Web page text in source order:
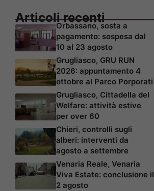
Articoli recenti
Orbassano, sosta a
pagamento: sospesa dal
10 al 23 agosto
Grugliasco, GRU RUN
2026: appuntamento 4
ottobre al Parco Porporati
Grugliasco, Cittadella del
Welfare: attività estive
per over 60
Chieri, controlli sugli
alberi: interventi da
agosto a settembre
Venaria Reale, Venaria
Viva Estate: conclusione il
2 agosto